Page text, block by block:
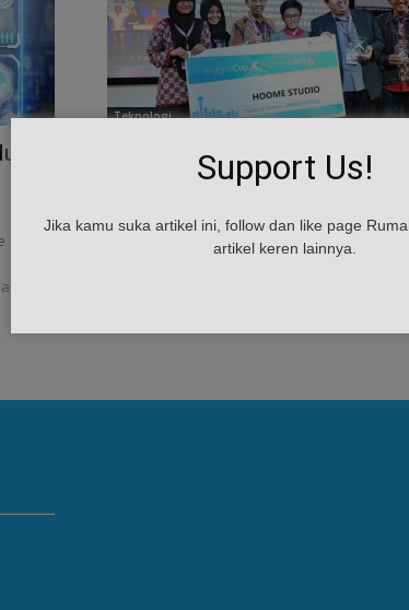
Teknologi
Hoome, Rumah Pintar Inovatif
Buatan Anak Bandung
Hoome, Rumah Pintar Inovatif Buatan Anak
- Ide rumah pintar terus dikembangkan,
Support Us!
Jika kamu suka artikel ini, follow dan like page
artikel keren lainnya.